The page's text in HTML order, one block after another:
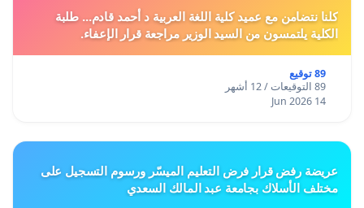
كلنا نتضامن مع عميد كلية اللغة العربية د أحمد قادم... طلبة
الكلية يلتمسون من السيد الوزير مراجعة قرار الإعفاء.
89 توقيع
89 التوقيعات / 12 أشهر
14 Jun 2026
عريضة رفض قرار فرض التعليم الميسّر ورسوم التسجيل على
مختلف الأسلاك بجامعة عبد المالك السعدي